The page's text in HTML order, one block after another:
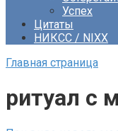
Успех
Цитаты
НИКСС / NIXX
Главная страница
ритуал с